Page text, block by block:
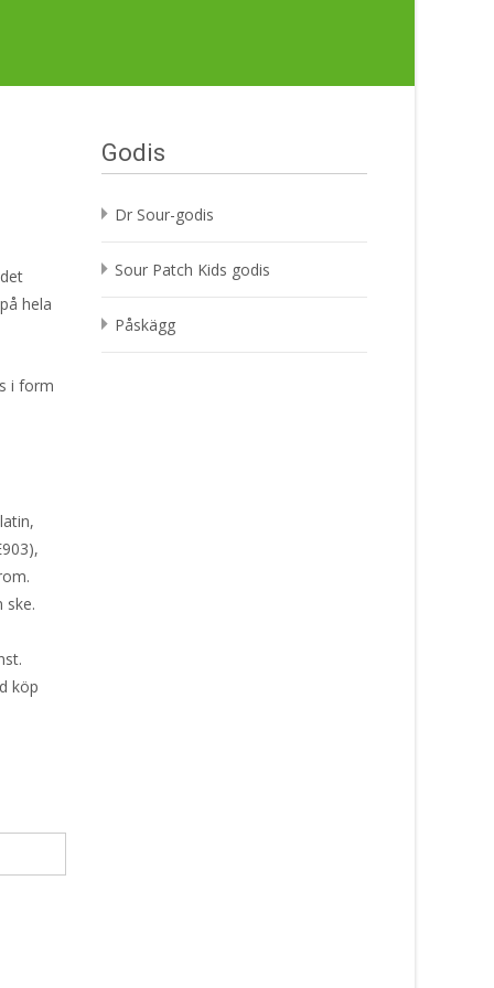
hela
i form
ske.
köp
Godis
Dr Sour-godis
Sour Patch Kids godis
Påskägg